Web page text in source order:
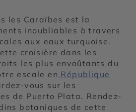
les Caraïbes est la
inoubliables à travers
aux eaux turquoise.
croisière dans les
les plus envoûtants du
escale en République
vous sur les
de Puerto Plata. Rendez-
botaniques de cette